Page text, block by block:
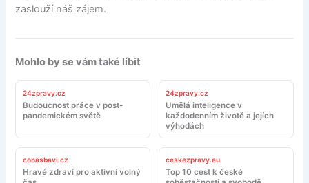
zaslouží náš zájem.
Mohlo by se vám také líbit
24zpravy.cz
Budoucnost práce v post-
pandemickém světě
24zpravy.cz
Umělá inteligence v
každodenním životě a jejích
výhodách
conasbavi.cz
Hravé zdraví pro aktivní volný
ceskezpravy.eu
Top 10 cest k české